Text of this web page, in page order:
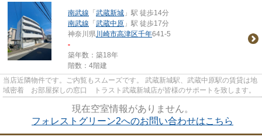
南武線 「武蔵新城 」駅 徒歩14分
南武線 「武蔵中原 」駅 徒歩17分
神奈川県川崎市高津区千年641-5
-
築年数：築18年
階数：4階建
当店近隣物件です。ご内覧もスムーズです。 武蔵新城駅、武蔵中原駅の賃貸は地
域密着 お部屋探しの窓口 トラスト武蔵新城店が皆様のサポートを致します。
現在空室情報がありません。
フォレストグリーン2へのお問い合わせはこちら